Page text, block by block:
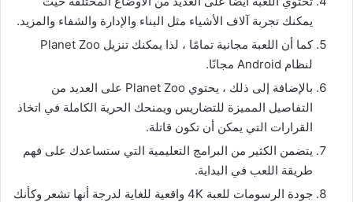
يمكنك تجربة آلاف الأشياء مثل البناء والإدارة والشفاء والمزيد.
كما أن اللعبة مجانية تمامًا ، لذا يمكنك تنزيل Planet Zoo
لنظام Android مجانًا.
بالإضافة إلى ذلك ، يحتوي Planet Zoo على العديد من
التفاصيل المميزة للتضاريس ويمنحك الحرية الكاملة في اتخاذ
القرارات التي يمكن أن تكون قاتلة.
يتضمن الكثير من البرامج التعليمية التي ستساعدك على فهم
طريقة اللعب في البداية.
جودة الرسومات للعبة 4K واقعية للغاية لدرجة أنها تشعر وكأنك